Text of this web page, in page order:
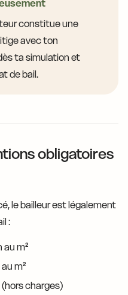
constitue une
avec ton
ta simulation et
de bail.
obligatoires
le bailleur est légalement
:
au m²
m²
charges)